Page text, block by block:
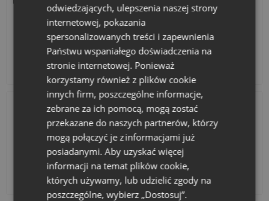
Kalendarze adwentowe Torby bawełniane
Akcesoria i dekoracje Zestawy
odwiedzających, ulepszenia naszej strony
internetowej, pokazania
spersonalizowanych treści i zapewnienia
Państwu wspaniałego doświadczenia na
stronie internetowej. Ponieważ
korzystamy również z plików cookie
innych firm, poszczególne informacje,
zebrane za ich pomocą, mogą zostać
przekazane do naszych partnerów, którzy
mogą połączyć je z informacjami już
posiadanymi. Aby uzyskać więcej
informacji na temat plików cookie,
których używamy, lub udzielić zgody na
poszczególne, wybierz „Dostosuj”.